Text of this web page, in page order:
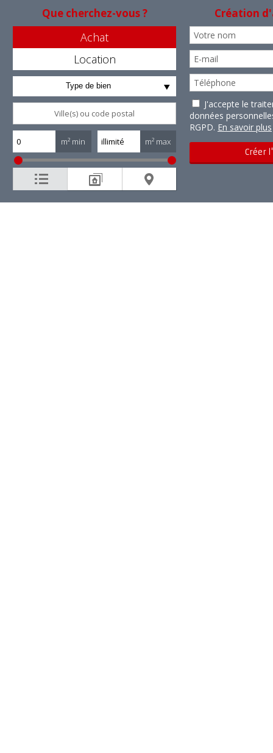
Que cherchez-vous ?
Achat
Location
Type de bien
m² min m² max
Création
J'accepte le
données
RGPD. En savoir plus